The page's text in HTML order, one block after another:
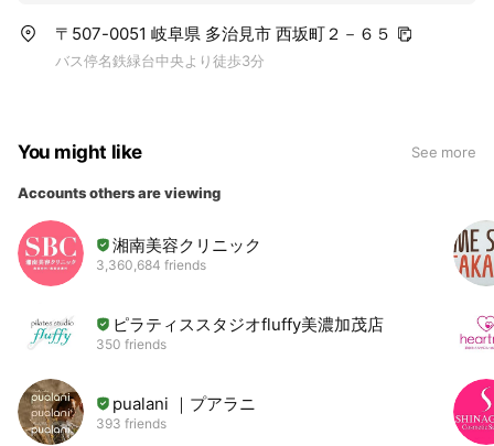
〒507-0051 岐阜県 多治見市 西坂町２－６５
バス停名鉄緑台中央より徒歩3分
You might like See more
Accounts others are viewing
湘南美容クリニック
3,360,684 friends
ピラティススタジオfluffy美濃加茂店
350 friends
pualani ｜プアラニ
393 friends